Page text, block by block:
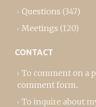
Questions (347)
Meetings (120)
CONTACT
To comment on a
comment form..
To inquire about